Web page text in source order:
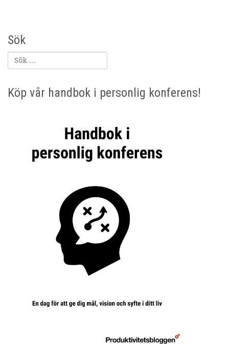
Sök
Köp vår handbok i personlig konferens!